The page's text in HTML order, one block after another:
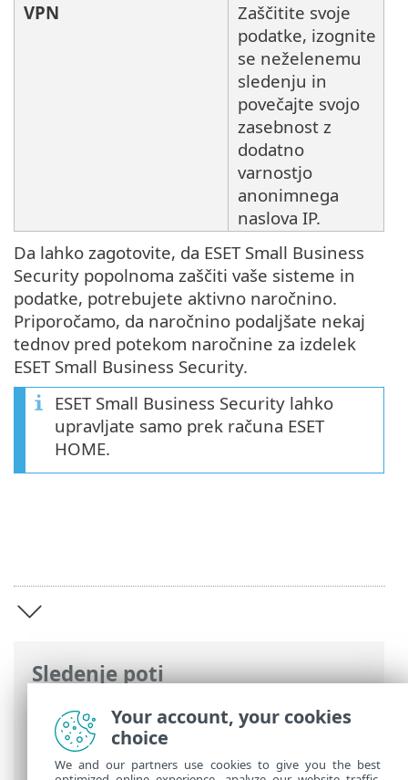
Sledenje poti
Spletna pomoč družbe ESET>ESET Small
Business Security
ESET Small Business
Security
VPN
Zaščitite svoje
podatke, izognite
se neželenemu
sledenju in
povečajte svojo
zasebnost z
dodatno
varnostjo
anonimnega
naslova IP.
Da lahko zagotovite, da ESET Small Business
Security popolnoma zaščiti vaše sisteme in
podatke, potrebujete aktivno naročnino.
Priporočamo, da naročnino podaljšate nekaj
tednov pred potekom naročnine za izdelek
ESET Small Business Security.
ESET Small Business Security lahko
upravljate samo prek računa ESET
HOME.
Your account, your cookies
choice
We and our partners use cookies to give you the best